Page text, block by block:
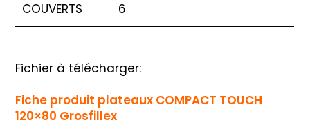
COUVERTS 6
Fichier à télécharger:
Fiche produit plateaux COMPACT TOUCH
120×80 Grosfillex